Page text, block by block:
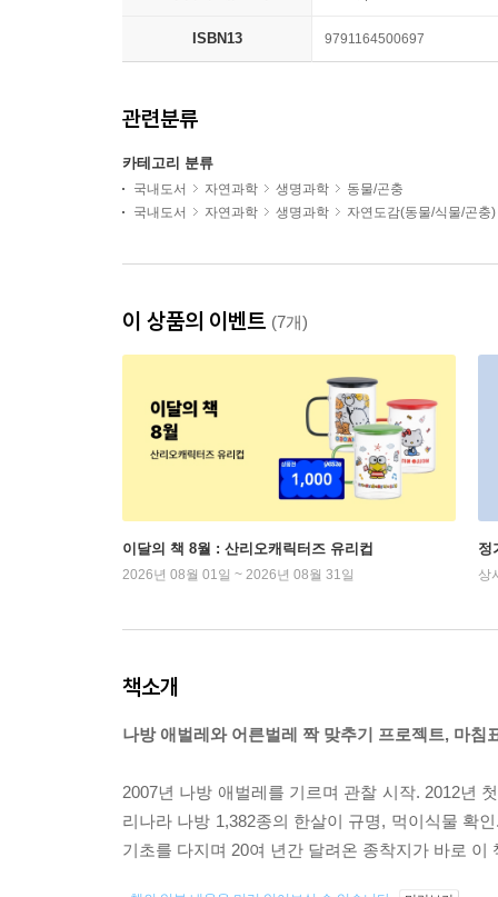
ISBN13 9791164500697
관련분류
카테고리 분류
국내도서 자연과학 생명과학
동물/곤충
국내도서
자연과학 생명과학 자연도감(동물/식물/곤충)
이 상품의 이벤트 (7개)
이달의 책 8월 : 산리오캐릭터즈 유리컵
2026년 08월 01일 ~ 2026년 08월 31일
정
상
책소개
나방 애벌레와 어른벌레 짝 맞추기 프로젝트, 마침
2007년 나방 애벌레를 기르며 관찰 시작. 2012년
리나라 나방 1,382종의 한살이 규명, 먹이식물 확
기초를 다지며 20여 년간 달려온 종착지가 바로 이